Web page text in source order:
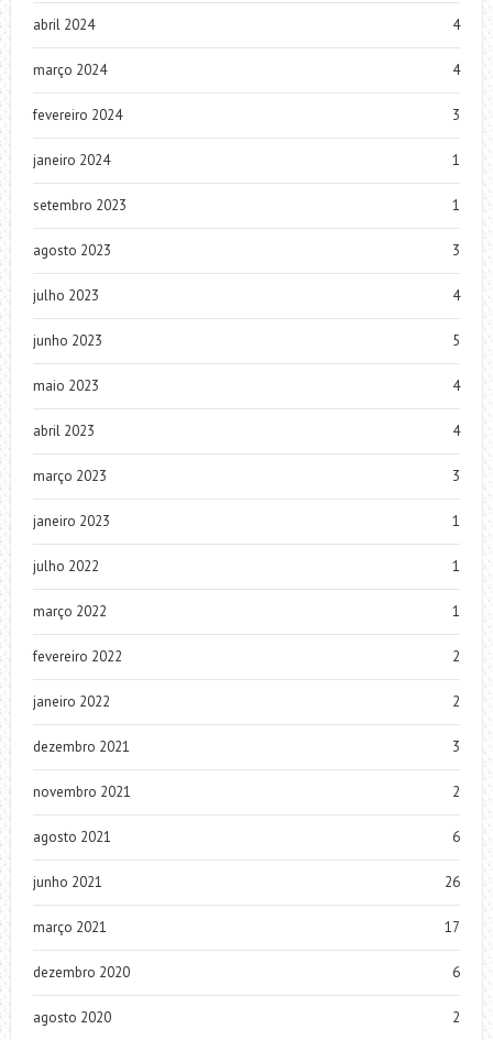
abril 2024 4
março 2024 4
fevereiro 2024 3
janeiro 2024 1
setembro 2023 1
agosto 2023 3
julho 2023 4
junho 2023 5
maio 2023 4
abril 2023 4
março 2023 3
janeiro 2023 1
julho 2022 1
março 2022 1
fevereiro 2022 2
janeiro 2022 2
dezembro 2021 3
novembro 2021 2
agosto 2021 6
junho 2021 26
março 2021 17
dezembro 2020 6
agosto 2020 2